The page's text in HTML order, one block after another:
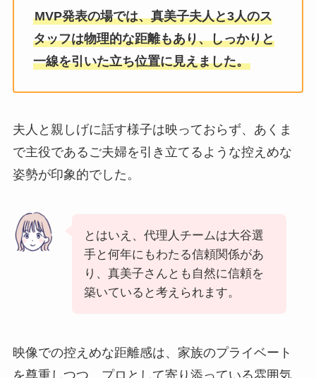
MVP発表の場では、真美子夫人と3人のス
タッフは物理的な距離もあり、しっかりと
一線を引いた立ち位置に見えました。
夫人と親しげに話す様子は映っておらず、あくま
で主役であるご夫婦を引き立てるような控えめな
姿勢が印象的でした。
とはいえ、代理人チームは大谷選
手と何年にもわたる信頼関係があ
り、真美子さんとも自然に信頼を
築いていると考えられます。
映像での控えめな距離感は、家族のプライベート